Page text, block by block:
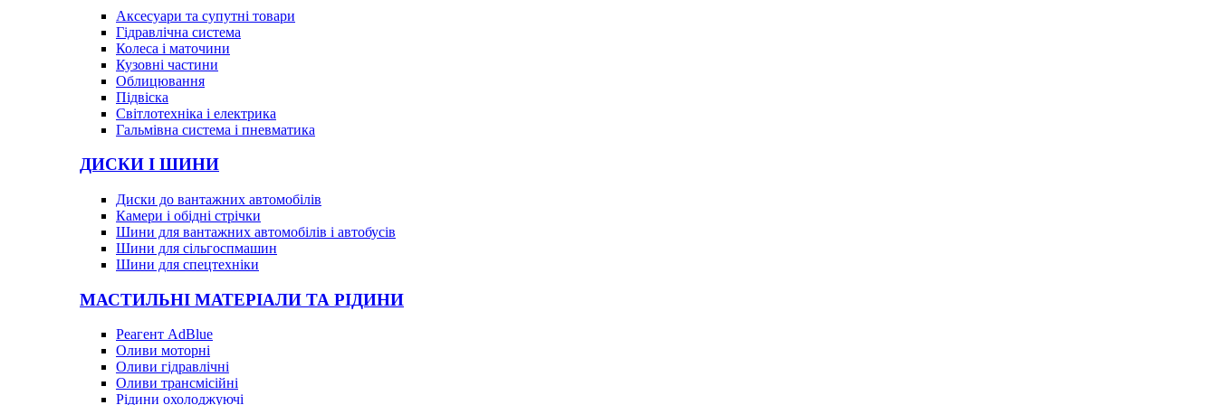
Аксесуари та супутні товари
Гідравлічна система
Колеса і маточини
Кузовні частини
Облицювання
Підвіска
Світлотехніка і електрика
Гальмівна система і пневматика
ДИСКИ І ШИНИ
Диски до вантажних автомобілів
Камери і обідні стрічки
Шини для вантажних автомобілів і автобусів
Шини для сільгоспмашин
Шини для спецтехніки
МАСТИЛЬНІ МАТЕРІАЛИ ТА РІДИНИ
Реагент AdBlue
Оливи моторні
Оливи гідравлічні
Оливи трансмісійні
Рідини охолоджуючі